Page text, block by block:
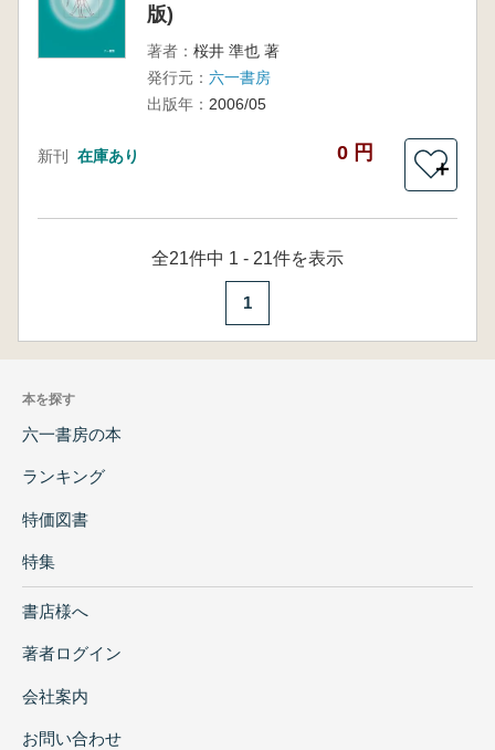
版)
著者： 桜井 準也 著
発行元： 六一書房
出版年： 2006/05
新刊 在庫あり 0 円
＋
全21件中 1 - 21件を表示
1
本を探す
六一書房の本
ランキング
特価図書
特集
書店様へ
著者ログイン
会社案内
お問い合わせ